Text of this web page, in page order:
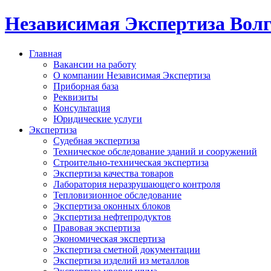
Независимая Экспертиза
Главная
Вакансии на работу
О компании Независимая Экспертиза
Приборная база
Реквизиты
Консультация
Юридические услуги
Экспертиза
Судебная экспертиза
Техническое обследование зданий и сооружений
Строительно-техническая экспертиза
Экспертиза качества товаров
Лаборатория неразрушающего контроля
Тепловизионное обследование
Экспертиза оконных блоков
Экспертиза нефтепродуктов
Правовая экспертиза
Экономическая экспертиза
Экспертиза сметной документации
Экспертиза изделий из металлов